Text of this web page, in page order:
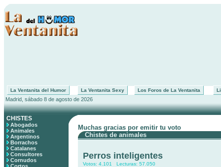
La Ventanita del Humor La Ventanita Sexy Los Foros de La Ventanita
Madrid, sábado 8 de agosto de 2026
CHISTES
Abogados
Animales
Argentinos
Borrachos
Catalanes
Consultores
Cornudos
Muchas gracias por emitir tu voto
Chistes de animales
Perros inteligentes
Votos: 4.101 Lecturas: 57.050